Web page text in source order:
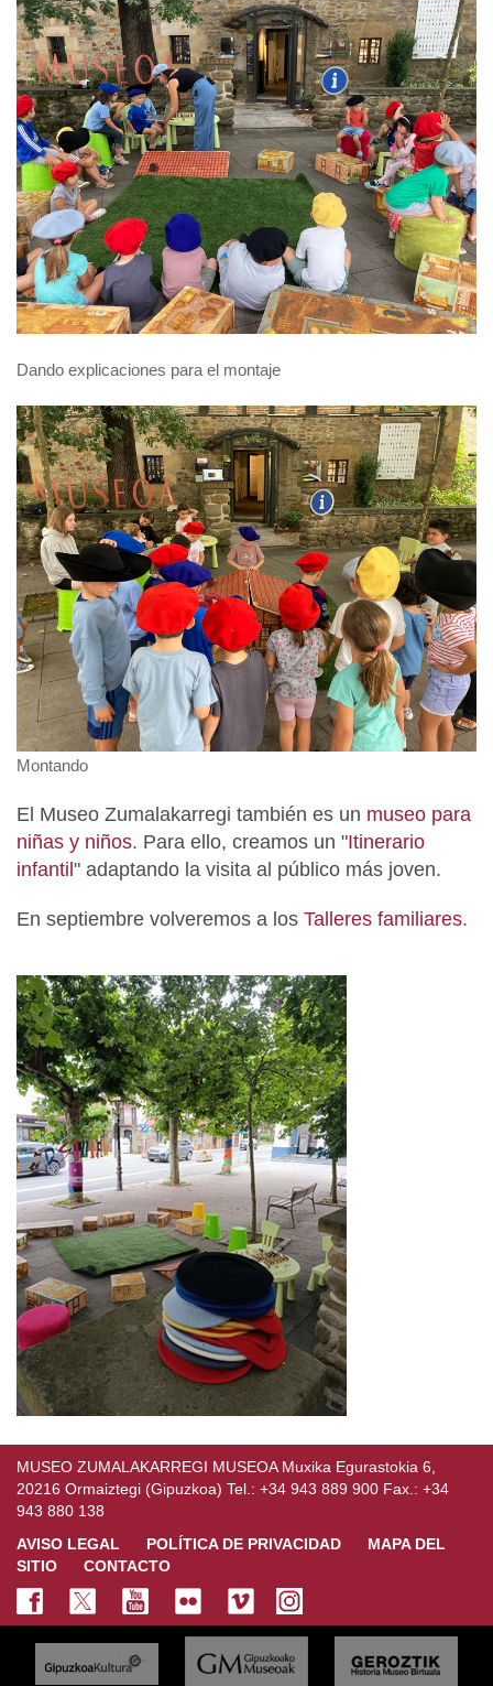
Dando explicaciones para el montaje
Montando
El Museo Zumalakarregi también es un museo para
niñas y niños. Para ello, creamos un "Itinerario
infantil" adaptando la visita al público más joven.
En septiembre volveremos a los Talleres familiares.
MUSEO ZUMALAKARREGI MUSEOA Muxika Egurastokia 6,
20216 Ormaiztegi (Gipuzkoa) Tel.: +34 943 889 900 Fax.: +34
943 880 138
AVISO LEGAL
POLÍTICA DE PRIVACIDAD
MAPA DEL
SITIO
CONTACTO